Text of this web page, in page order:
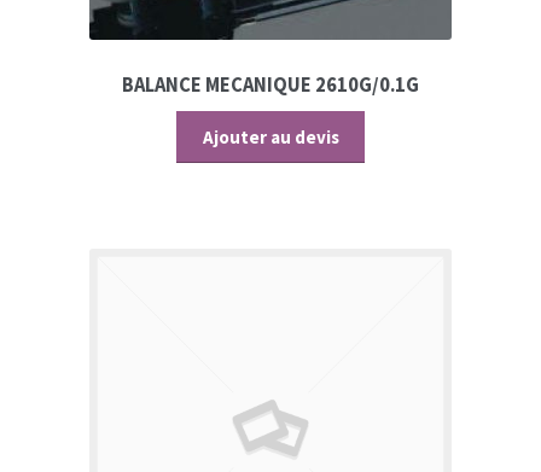
BALANCE MECANIQUE 2610G/0.1G
Ajouter au devis